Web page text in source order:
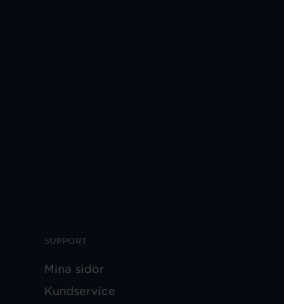
SUPPORT
Mina sidor
Kundservice